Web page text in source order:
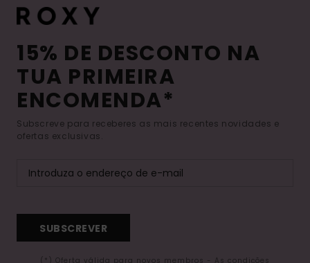
15% DE DESCONTO NA
TUA PRIMEIRA
ENCOMENDA*
Subscreve para receberes as mais recentes novidades e
ofertas exclusivas.
SUBSCREVER
(*) Oferta válida para novos membros - As condições